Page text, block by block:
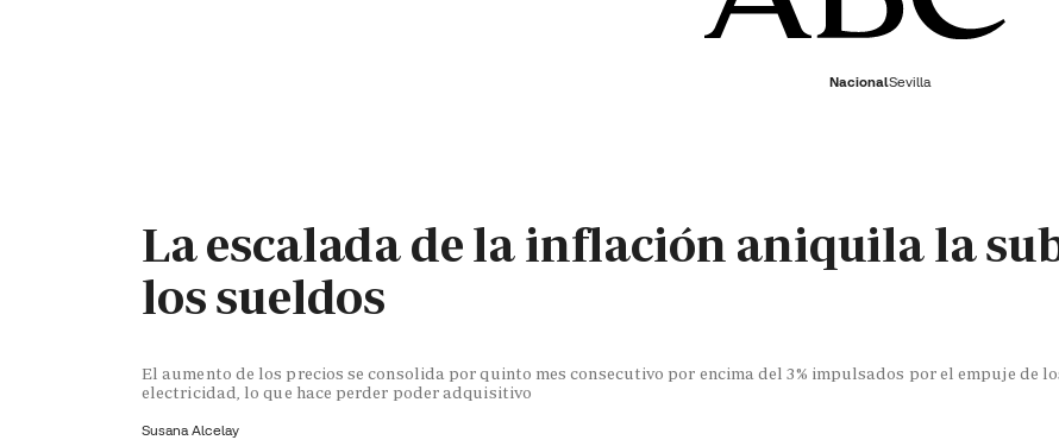
NacionalSevilla
La escalada de la inflación aniquila la
los sueldos
El aumento de los precios se consolida por quinto mes consecutivo por encima del 3% impulsados por el empuje de
electricidad, lo que hace perder poder adquisitivo
Susana Alcelay